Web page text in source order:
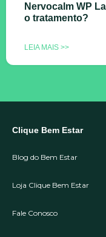
Nervocalm WP
o tratamento?
LEIA MAIS >>
Clique Bem Estar
Blog do Bem Estar
Loja Clique Bem Estar
Fale Conosco